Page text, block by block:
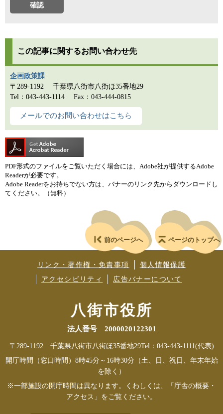
この記事に関するお問い合わせ先
企画政策課
〒289-1192
千葉県八街市八街ほ35番地29
Tel：043-443-1114
Fax：043-444-0815
メールでのお問い合わせはこちら
PDF形式のファイルをご覧いただく場合には、Adobe社が提供するAdobe
Readerが必要です。
Adobe Readerをお持ちでない方は、バナーのリンク先からダウンロードし
てください。（無料）
前のページへ ページのトップへ
リンク・著作権・免責事項
個人情報保護
アクセシビリティ
広告バナーについて
八街市役所
法人番号 2000020122301
〒289-1192 千葉県八街市八街ほ35番地29Tel：043-443-1111(代表)
開庁時間（窓口時間）8時45分～16時30分（土、日、祝日、年末年始
を除く）
※一部施設の開庁時間は異なります。くわしくは、「庁舎の概要・
アクセス」をご覧ください。